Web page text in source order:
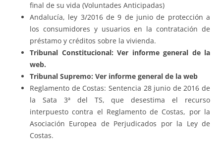
final de su vida (Voluntades Anticipadas)
Andalucía, ley 3/2016 de 9 de junio de protección a
los consumidores y usuarios en la contratación de
préstamo y créditos sobre la vivienda.
Tribunal Constitucional: Ver informe general de la
web.
Tribunal Supremo: Ver informe general de la web
Reglamento de Costas: Sentencia 28 junio de 2016 de
la Sata 3ª del TS, que desestima el recurso
interpuesto contra el Reglamento de Costas, por la
Asociación Europea de Perjudicados por la Ley de
Costas.